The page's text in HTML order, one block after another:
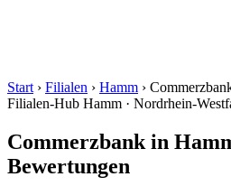
Start › Filialen › Hamm ›
Filialen-Hub Hamm · Nordrhein-
Commerzbank in
Bewertungen